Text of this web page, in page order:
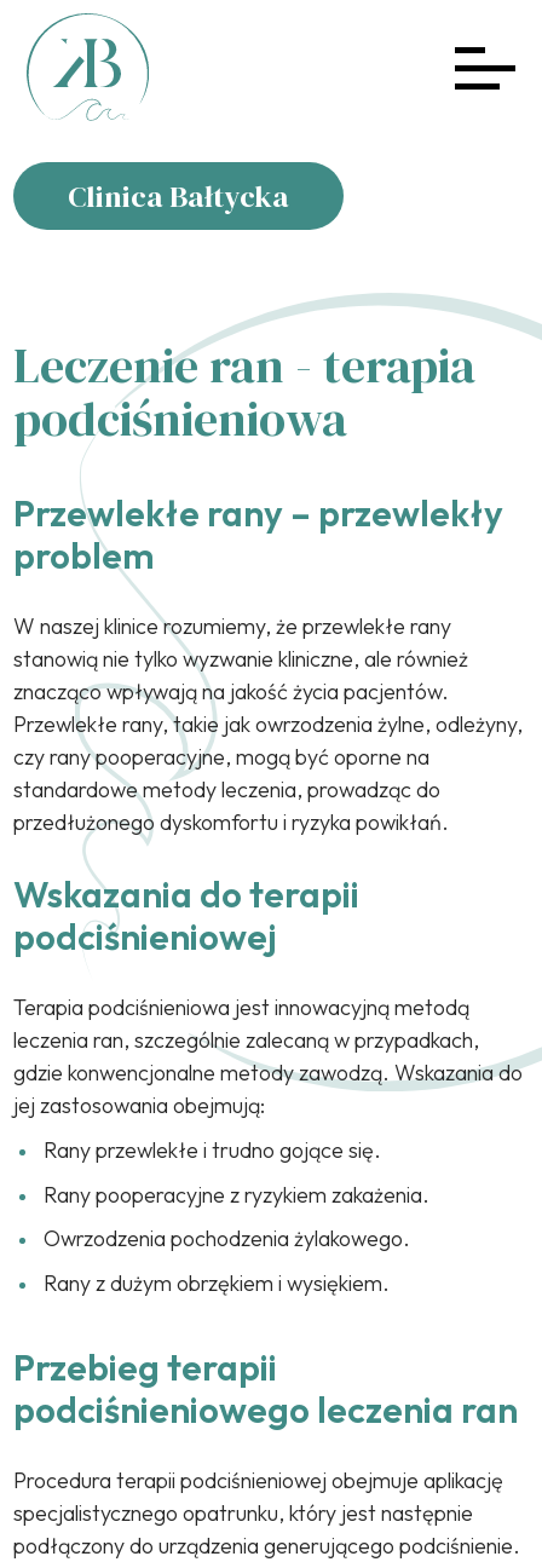
Clinica Bałtycka
Leczenie ran - terapia
podciśnieniowa
Przewlekłe rany – przewlekły
problem
W naszej klinice rozumiemy, że przewlekłe rany
stanowią nie tylko wyzwanie kliniczne, ale również
znacząco wpływają na jakość życia pacjentów.
Przewlekłe rany, takie jak owrzodzenia żylne, odleżyny,
czy rany pooperacyjne, mogą być oporne na
standardowe metody leczenia, prowadząc do
przedłużonego dyskomfortu i ryzyka powikłań.
Wskazania do terapii
podciśnieniowej
Terapia podciśnieniowa jest innowacyjną metodą
leczenia ran, szczególnie zalecaną w przypadkach,
gdzie konwencjonalne metody zawodzą. Wskazania do
jej zastosowania obejmują:
Rany przewlekłe i trudno gojące się.
Rany pooperacyjne z ryzykiem zakażenia.
Owrzodzenia pochodzenia żylakowego.
Rany z dużym obrzękiem i wysiękiem.
Przebieg terapii
podciśnieniowego leczenia ran
Procedura terapii podciśnieniowej obejmuje aplikację
specjalistycznego opatrunku, który jest następnie
podłączony do urządzenia generującego podciśnienie.